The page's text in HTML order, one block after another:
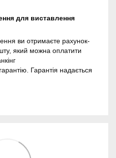
для виставлення
ви отримаєте рахунок-
який можна оплатити
Гарантія надається